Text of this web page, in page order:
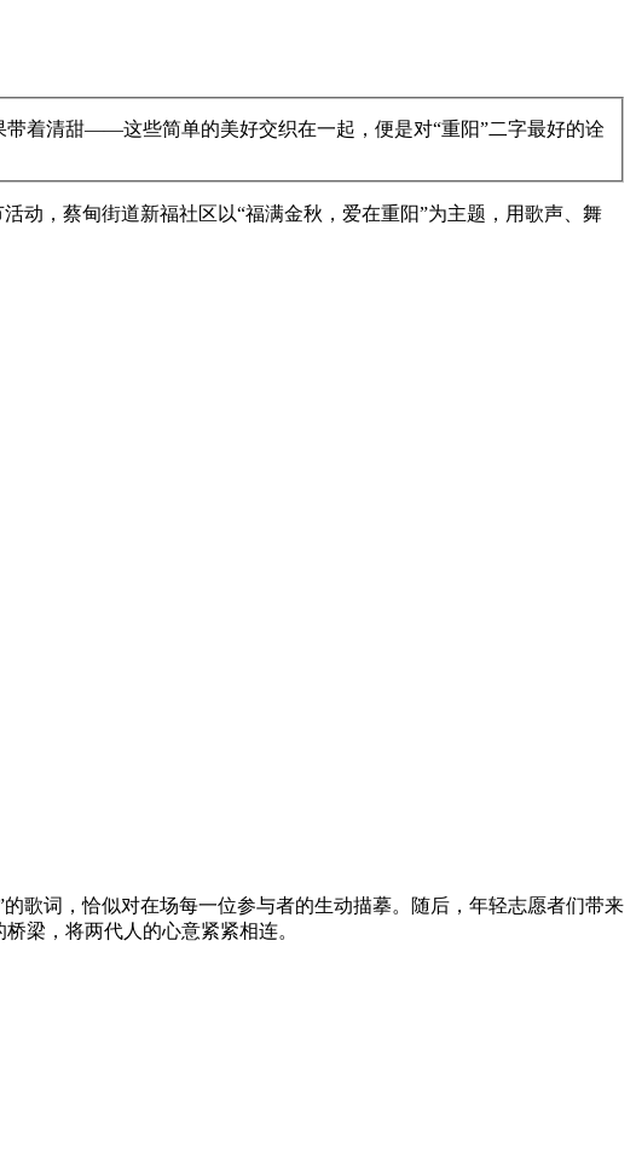
着清甜——这些简单的美好交织在一起，便是对“重阳”二字最好的诠
动，蔡甸街道新福社区以“福满金秋，爱在重阳”为主题，用歌声、舞
歌词，恰似对在场每一位参与者的生动描摹。随后，年轻志愿者们带来
梁，将两代人的心意紧紧相连。